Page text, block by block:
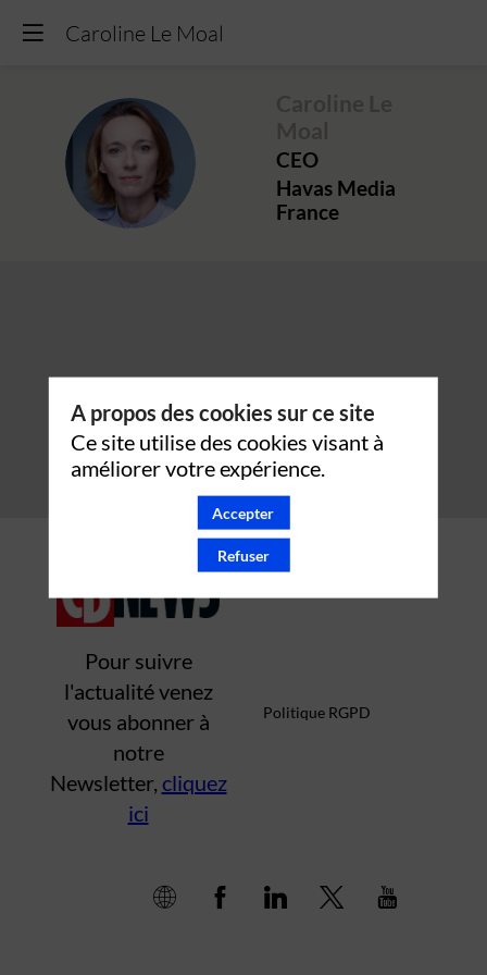
Caroline Le Moal
CLM
CEO
Havas Media
France
Pour suivre
l'actualité venez
vous abonner à
notre
Newsletter, cliquez
ici
Mentions légales
Politique RGPD
A propos des cookies sur ce site
Ce site utilise des cookies visant à
améliorer votre expérience.
Accepter
Refuser